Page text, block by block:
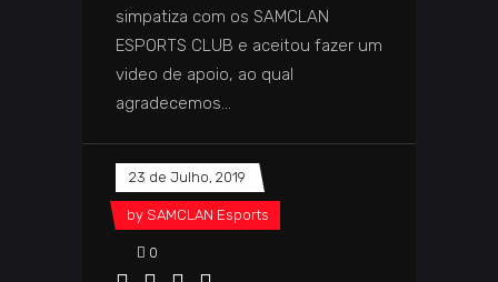
simpatiza com os SAMCLAN
ESPORTS CLUB e aceitou fazer um
video de apoio, ao qual
agradecemos
23 de Julho, 2019
by SAMCLAN Esports
0